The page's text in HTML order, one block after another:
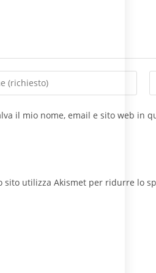
il mio nome, email e sito web in
sito utilizza Akismet per ridurre lo